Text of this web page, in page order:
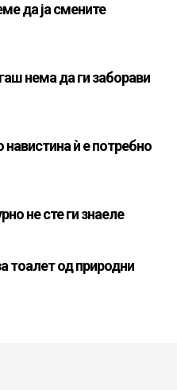
да ја смените
нема да ги заборави
ѝ е потребно
не сте ги знаеле
тоалет од природни